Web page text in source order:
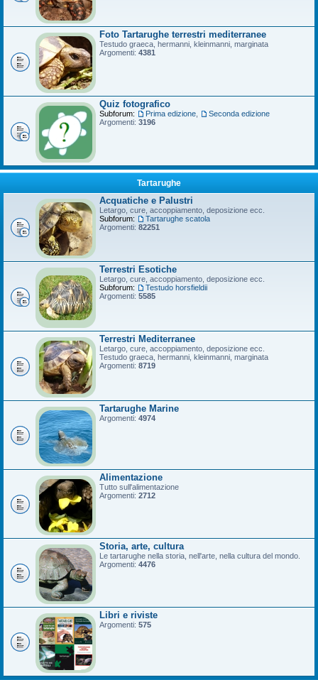
Foto Tartarughe terrestri mediterranee
Testudo graeca, hermanni, kleinmanni, marginata
Argomenti: 4381
Quiz fotografico
Subforum: Prima edizione
Seconda edizione
Argomenti: 3196
Tartarughe
Acquatiche e Palustri
Letargo, cure, accoppiamento, deposizione ecc.
Subforum:
Tartarughe scatola
Argomenti: 82251
Terrestri Esotiche
Letargo, cure, accoppiamento, deposizione ecc.
Subforum:
Testudo horsfieldii
Argomenti: 5585
Terrestri Mediterranee
Letargo, cure, accoppiamento, deposizione ecc.
Testudo graeca, hermanni, kleinmanni, marginata
Argomenti: 8719
Tartarughe Marine
Argomenti: 4974
Alimentazione
Tutto sull'alimentazione
Argomenti: 2712
Storia, arte, cultura
Le tartarughe nella storia, nell'arte, nella cultura del mondo.
Argomenti: 4476
Libri e riviste
Argomenti: 575